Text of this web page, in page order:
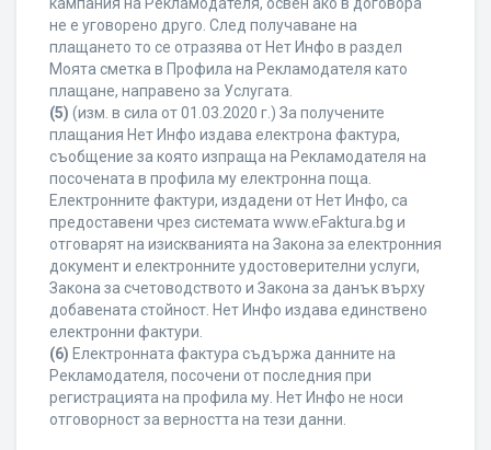
не е уговорено друго. След получаване на
плащането то се отразява от Нет Инфо в раздел
Моята сметка в Профила на Рекламодателя като
плащане, направено за Услугата.
(5) (изм. в сила от 01.03.2020 г.) За получените
плащания Нет Инфо издава електрона фактура,
съобщение за която изпраща на Рекламодателя на
посочената в профила му електронна поща.
Електронните фактури, издадени от Нет Инфо, са
предоставени чрез системата www.eFaktura.bg и
отговарят на изискванията на Закона за електронния
документ и електронните удостоверителни услуги,
Закона за счетоводството и Закона за данък върху
добавената стойност. Нет Инфо издава единствено
електронни фактури.
(6) Електронната фактура съдържа данните на
Рекламодателя, посочени от последния при
регистрацията на профила му. Нет Инфо не носи
отговорност за верността на тези данни.